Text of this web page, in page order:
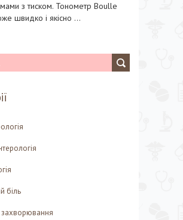
з тиском. Тонометр Boulle
швидко і якісно ...
біль
захворювання